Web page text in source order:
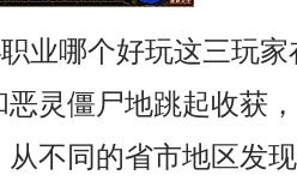
业哪个好玩这三玩家
恶灵僵尸地跳起收获
从不同的省市地区发